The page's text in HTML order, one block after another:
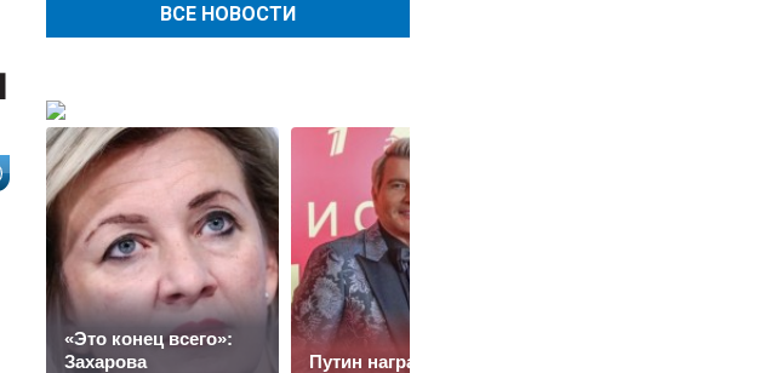
ВСЕ НОВОСТИ
«Это конец всего»:
Захарова
Путин наградил